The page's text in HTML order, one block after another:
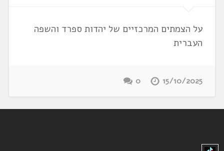
על הצמתים המרכזיים של יהדות ספרד והשפה
העברית
15/10/2025
0